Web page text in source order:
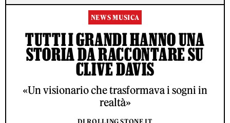
NEWS MUSICA
TUTTI I GRANDI HANNO UNA
STORIA DA RACCONTARE SU
CLIVE DAVIS
«Un visionario che trasformava i sogni in
realtà»